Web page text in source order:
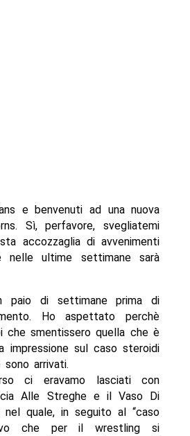
e benvenuti ad una nuova
Sì, perfavore, svegliatemi
accozzaglia di avvenimenti
nelle ultime settimane sarà
paio di settimane prima di
Ho aspettato perchè
che smentissero quella che è
impressione sul caso steroidi
sono arrivati.
ci eravamo lasciati con
Alle Streghe e il Vaso Di
nel quale, in seguito al “caso
che per il wrestling si